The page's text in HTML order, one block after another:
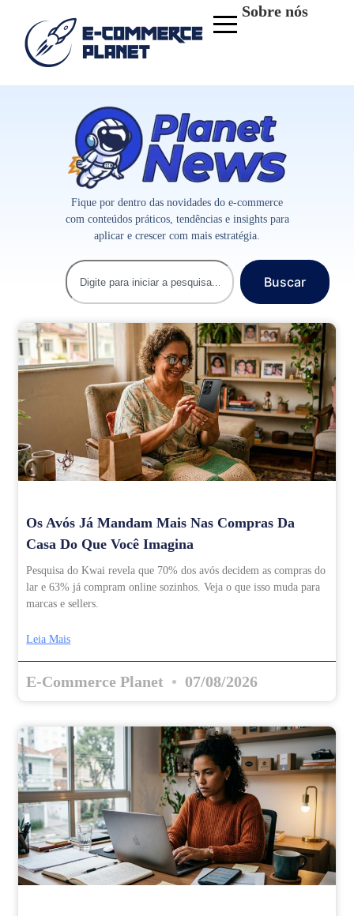
Sobre nós
Fique por dentro das novidades do e-commerce
com conteúdos práticos, tendências e insights para
aplicar e crescer com mais estratégia.
Buscar
Os Avós Já Mandam Mais Nas Compras Da
Casa Do Que Você Imagina
Pesquisa do Kwai revela que 70% dos avós decidem as compras do
lar e 63% já compram online sozinhos. Veja o que isso muda para
marcas e sellers.
Leia Mais
E-Commerce Planet 07/08/2026